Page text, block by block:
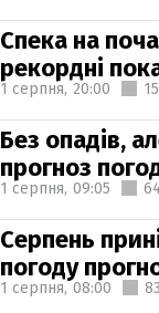
Спека на
рекордні
1 серпня, 20:00
Без опадів,
прогноз
1 серпня, 09:05
Серпень
погоду
1 серпня, 08:00